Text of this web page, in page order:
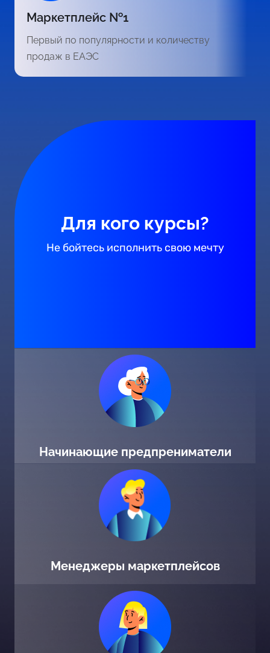
Маркетплейс №1
Первый по популярности и количеству
продаж в ЕАЭС
Для кого курсы?
Не бойтесь исполнить свою мечту
Начинающие предпрениматели
Менеджеры маркетплейсов